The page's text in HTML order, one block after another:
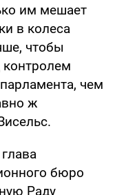
им мешает
в колеса
чтобы
контролем
чем
ж
бюро
Раду